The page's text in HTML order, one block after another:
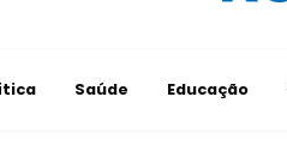
Saúde Educação